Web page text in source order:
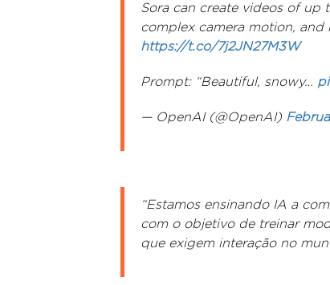
Sora can create videos of up
complex camera motion,
https://t.co/7j2JN27M3W
Prompt: “Beautiful, snowy…
— OpenAI (@OpenAI)
“Estamos ensinando IA a
com o objetivo de treinar
que exigem interação no